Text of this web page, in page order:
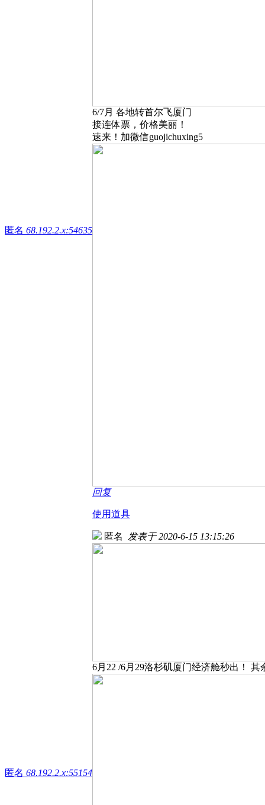
匿名 68.192.2.x:54635
6/7月 各地转首尔飞厦门
接连体票，价格美丽！
速来！加微信guojichuxing5
回复
使用道具
匿名 68.192.2.x:55154
匿名 发表于 2020-6-15 13:15:26
6月22 /6月29洛杉矶厦门经济舱秒出！